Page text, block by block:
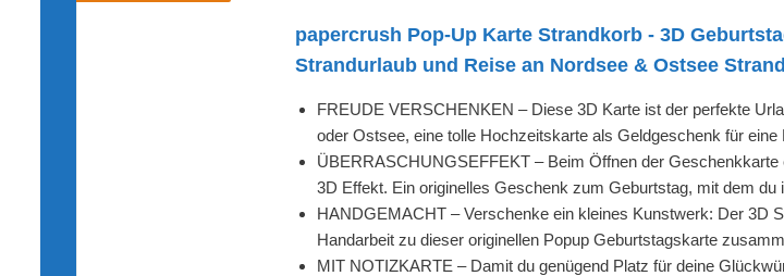
papercrush Pop-Up Karte Strandkorb - 3D
Strandurlaub und Reise an Nordsee & Ostsee
FREUDE VERSCHENKEN – Diese 3D Karte ist der perfekte
oder Ostsee, eine tolle Hochzeitskarte als Geldgeschenk für
ÜBERRASCHUNGSEFFEKT – Beim Öffnen der
3D Effekt. Ein originelles Geschenk zum Geburtstag, mit dem du
HANDGEMACHT – Verschenke ein kleines Kunstwerk: Der 3D
Handarbeit zu dieser originellen Popup Geburtstagskarte
MIT NOTIZKARTE – Damit du genügend Platz für deine